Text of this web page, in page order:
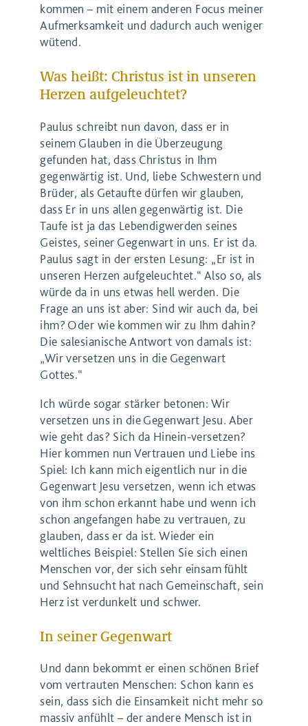
kommen – mit einem anderen Focus meiner
Aufmerksamkeit und dadurch auch weniger
wütend.
Was heißt: Christus ist in unseren
Herzen aufgeleuchtet?
Paulus schreibt nun davon, dass er in
seinem Glauben in die Überzeugung
gefunden hat, dass Christus in Ihm
gegenwärtig ist. Und, liebe Schwestern und
Brüder, als Getaufte dürfen wir glauben,
dass Er in uns allen gegenwärtig ist. Die
Taufe ist ja das Lebendigwerden seines
Geistes, seiner Gegenwart in uns. Er ist da.
Paulus sagt in der ersten Lesung: „Er ist in
unseren Herzen aufgeleuchtet.“ Also so, als
würde da in uns etwas hell werden. Die
Frage an uns ist aber: Sind wir auch da, bei
ihm? Oder wie kommen wir zu Ihm dahin?
Die salesianische Antwort von damals ist:
„Wir versetzen uns in die Gegenwart
Gottes.“
Ich würde sogar stärker betonen: Wir
versetzen uns in die Gegenwart Jesu. Aber
wie geht das? Sich da Hinein-versetzen?
Hier kommen nun Vertrauen und Liebe ins
Spiel: Ich kann mich eigentlich nur in die
Gegenwart Jesu versetzen, wenn ich etwas
von ihm schon erkannt habe und wenn ich
schon angefangen habe zu vertrauen, zu
glauben, dass er da ist. Wieder ein
weltliches Beispiel: Stellen Sie sich einen
Menschen vor, der sich sehr einsam fühlt
und Sehnsucht hat nach Gemeinschaft, sein
Herz ist verdunkelt und schwer.
In seiner Gegenwart
Und dann bekommt er einen schönen Brief
vom vertrauten Menschen: Schon kann es
sein, dass sich die Einsamkeit nicht mehr so
massiv anfühlt – der andere Mensch ist in